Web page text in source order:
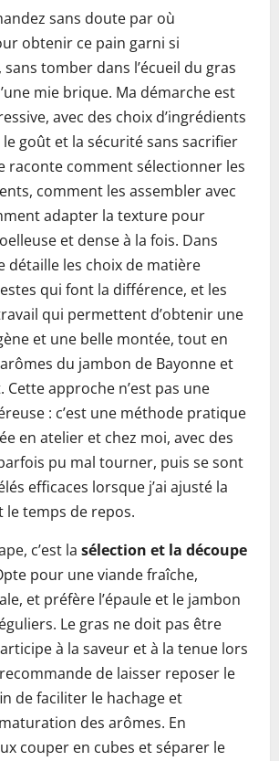
sans doute par où
obtenir ce pain garni si
tomber dans l’écueil du gras
mie brique. Ma démarche est
avec des choix d’ingrédients
goût et la sécurité sans sacrifier
raconte comment sélectionner les
comment les assembler avec
adapter la texture pour
et dense à la fois. Dans
détaille les choix de matière
qui font la différence, et les
qui permettent d’obtenir une
et une belle montée, tout en
du jambon de Bayonne et
approche n’est pas une
: c’est une méthode pratique
en atelier et chez moi, avec des
pu mal tourner, puis se sont
efficaces lorsque j’ai ajusté la
temps de repos.
c’est la sélection et la découpe
pour une viande fraîche,
et préfère l’épaule et le jambon
Le gras ne doit pas être
à la saveur et à la tenue lors
recommande de laisser reposer le
de faciliter le hachage et
des arômes. En
couper en cubes et séparer le